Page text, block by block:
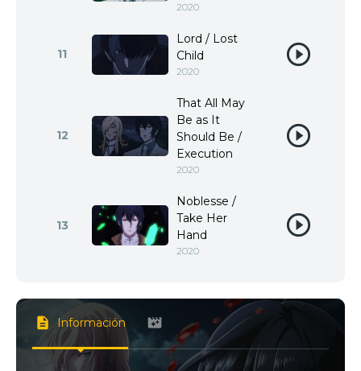
2020
11
Lord / Lost
Child
2020
12
That All May
Be as It
Should Be /
Execution
2020
13
Noblesse /
Take Her
Hand
2020
Información